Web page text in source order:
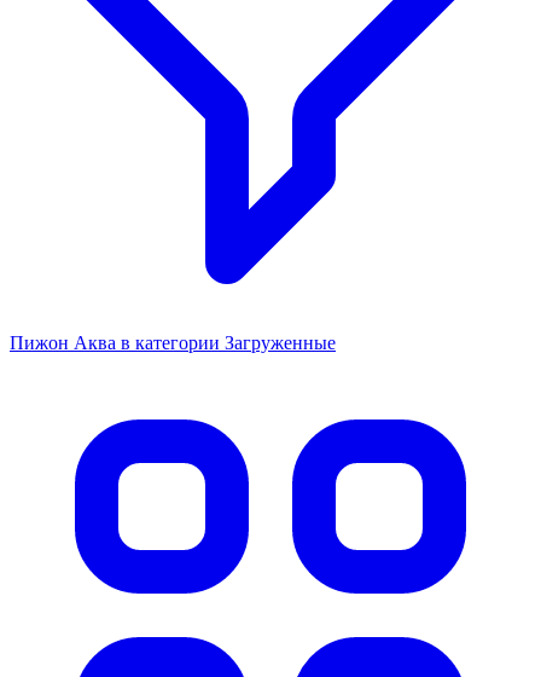
Пижон Аква в категории Загруженные